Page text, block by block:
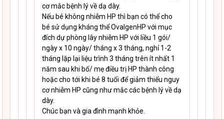
cơ mắc bệnh lý về dạ dày.
Nếu bé không nhiễm HP thì bạn có thể cho
bé sử dụng kháng thể OvalgenHP với mục
đích dự phòng lây nhiễm HP với liều 1 gói/
ngày x 10 ngày/ tháng x 3 tháng, nghỉ 1-2
tháng lặp lại liệu trình 3 tháng trên ít nhất 1
năm sau khi bố/ mẹ điều trị HP thành công
hoặc cho tới khi bé 8 tuổi để giảm thiểu nguy
cơ nhiễm HP cũng như mắc các bệnh lý về dạ
dày.
Chúc bạn và gia đình mạnh khỏe.